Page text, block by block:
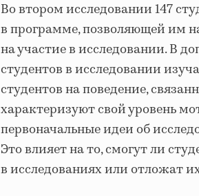
Во втором исследовании 147
в программе, позволяющей им
на участие в исследовании. В
студентов в исследовании
студентов на поведение,
характеризуют свой уровень
первоначальные идеи об
Это влияет на то, смогут ли
в исследованиях или отложат